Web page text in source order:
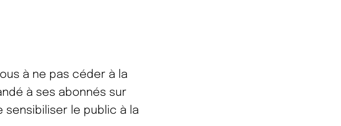
à ne pas céder à la
à ses abonnés sur
sensibiliser le public à la